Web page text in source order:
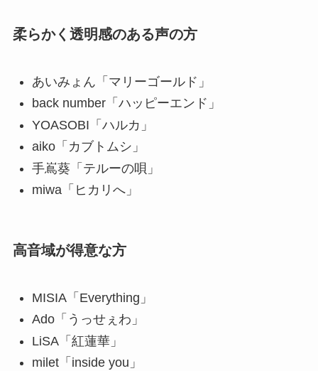
柔らかく透明感のある声の方
あいみょん「マリーゴールド」
back number「ハッピーエンド」
YOASOBI「ハルカ」
aiko「カブトムシ」
手嶌葵「テルーの唄」
miwa「ヒカリへ」
高音域が得意な方
MISIA「Everything」
Ado「うっせぇわ」
LiSA「紅蓮華」
milet「inside you」